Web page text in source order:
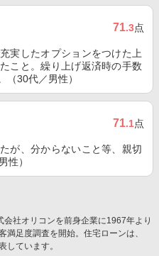
71.3点
実したオプションをつけた上
こと。繰り上げ返済時の手数
（30代／男性）
71.1点
が、分からないこと等、親切
性）
会社オリコンを前身企業に1967年より
満足度調査を開始。住宅ローンは、
しています。